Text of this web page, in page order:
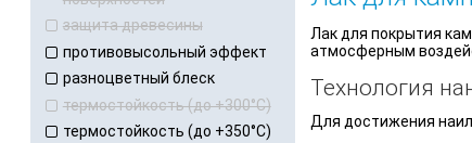
Лак для покрытия
атмосферным
Технология
Для достижения
защита древесины
противовысольный эффект
разноцветный блеск
термостойкость (до +300°С)
термостойкость (до +350°С)